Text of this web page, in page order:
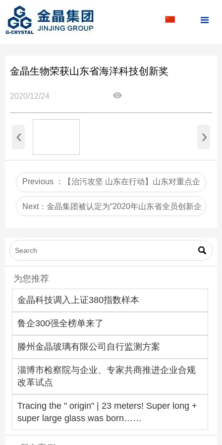

金晶生物荣获山东省海洋科技创新奖
2020/12/24
‹ ›
Previous ： 【治污攻坚 山东在行动】山东对重点企
业24小时驻厂帮扶
Next：金晶集团被认定为“2020年山东省全员创新企

为您推荐
金晶科技调入上证380指数样本
鲁企300强全榜单来了
滕州金晶玻璃有限公司自行监测方案
淄博市检察院与企业、专家共商推进企业合规
改革试点
Tracing the " origin" | 23 meters! Super long +
super large glass was born……